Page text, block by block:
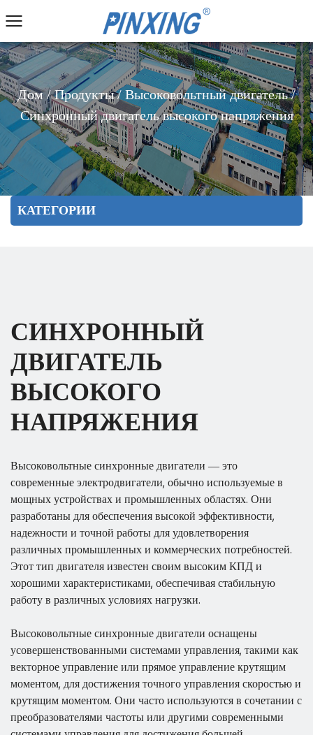
Дом/Продукты/Высоковольтный двигатель/
Синхронный двигатель высокого напряжения
КАТЕГОРИИ
СИНХРОННЫЙ
ДВИГАТЕЛЬ
ВЫСОКОГО
НАПРЯЖЕНИЯ
Высоковольтные синхронные двигатели — это
современные электродвигатели, обычно используемые в
мощных устройствах и промышленных областях. Они
разработаны для обеспечения высокой эффективности,
надежности и точной работы для удовлетворения
различных промышленных и коммерческих потребностей.
Этот тип двигателя известен своим высоким КПД и
хорошими характеристиками, обеспечивая стабильную
работу в различных условиях нагрузки.
Высоковольтные синхронные двигатели оснащены
усовершенствованными системами управления, такими как
векторное управление или прямое управление крутящим
моментом, для достижения точного управления скоростью и
крутящим моментом. Они часто используются в сочетании с
преобразователями частоты или другими современными